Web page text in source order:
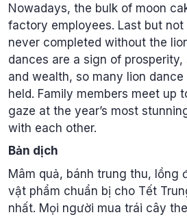
Nowadays, the bulk of moon
factory employees. Last but
never completed without the
dances are a sign of
and wealth, so many lion
held. Family members meet up
gaze at the year’s most
with each other.
Bản dịch
Mâm quả, bánh trung thu, lồng
vật phẩm chuẩn bị cho Tết
nhất. Mọi người mua trái cây